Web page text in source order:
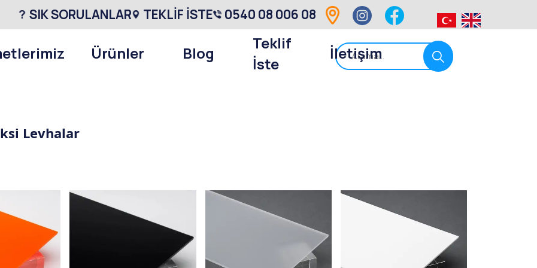
Levhalar
SIK SORULANLAR TEKLİF İSTE 0540 08 006 08
Ürünler Blog
Teklif
İste
İletişim